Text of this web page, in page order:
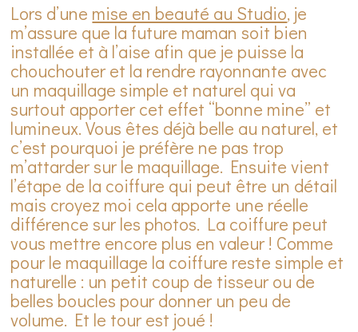
Lors d’une mise en beauté au Studio, je
m’assure que la future maman soit bien
installée et à l’aise afin que je puisse la
chouchouter et la rendre rayonnante avec
un maquillage simple et naturel qui va
surtout apporter cet effet “bonne mine” et
lumineux. Vous êtes déjà belle au naturel, et
c’est pourquoi je préfère ne pas trop
m’attarder sur le maquillage. Ensuite vient
l’étape de la coiffure qui peut être un détail
mais croyez moi cela apporte une réelle
différence sur les photos. La coiffure peut
vous mettre encore plus en valeur ! Comme
pour le maquillage la coiffure reste simple et
naturelle : un petit coup de tisseur ou de
belles boucles pour donner un peu de
volume. Et le tour est joué !